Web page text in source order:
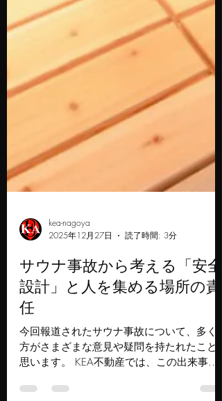
2025年12月27日
読了時間: 3分
サウナ事故から考える「安全
設計」と人を集める場所の責
任
今回報道されたサウナ事故について、多くの
思います。 KEA不動産では、この出来事を